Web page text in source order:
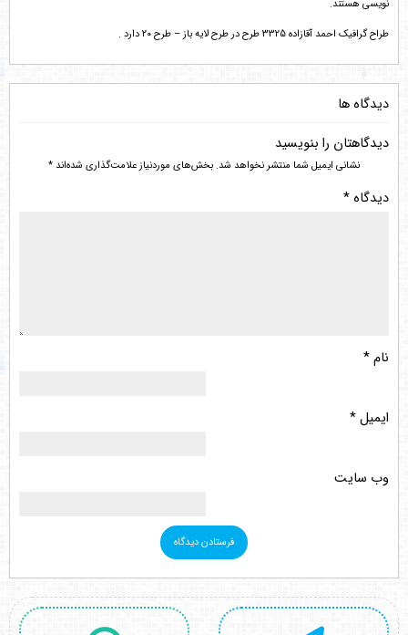
نویسی هستند.
طراح گرافیک احمد آقازاده 3325 طرح در طرح لایه باز – طرح ۲۰ دارد .
دیدگاه ها
دیدگاهتان را بنویسید
نشانی ایمیل شما منتشر نخواهد شد. بخش‌های موردنیاز علامت‌گذاری شده‌اند*
دیدگاه*
نام*
ایمیل*
وب‌ سایت